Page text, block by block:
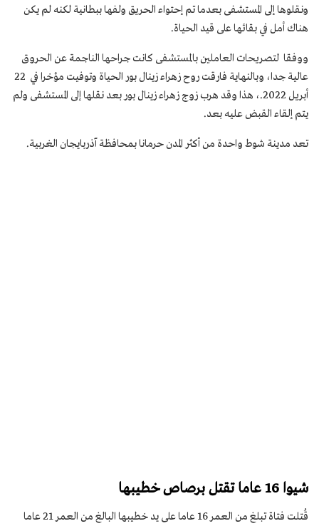
ونقلوها إلى المستشفى بعدما تم إحتواء الحريق ولفها ببطانية لكنه لم يكن
هناك أمل في بقائها على قيد الحياة.
ووفقا لتصريحات العاملين بالمستشفى كانت جراحها الناجمة عن الحروق
عالية جدا، وبالنهاية فارقت روح زهراء زينال بور الحياة وتوفيت مؤخرا في 22
أبريل 2022.، هذا وقد هرب زوج زهراء زينال بور بعد نقلها إلى المستشفى ولم
يتم إلقاء القبض عليه بعد.
تعد مدينة شوط واحدة من أكثر المدن حرمانا بمحافظة آذربايجان الغربية.
شيوا 16 عاما تقتل برصاص خطيبها
قُتلت فتاة تبلغ من العمر 16 عاما على يد خطيبها البالغ من العمر 21 عاما